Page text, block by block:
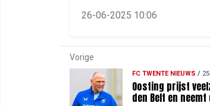
26-06-2025 10:06
Vorige
FC TWENTE NIEUWS /
Oosting prijst
den Belt en